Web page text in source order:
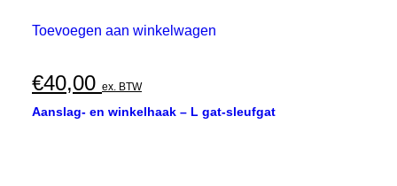
Toevoegen aan winkelwagen
€40,00 ex. BTW
Aanslag- en winkelhaak – L gat-sleufgat